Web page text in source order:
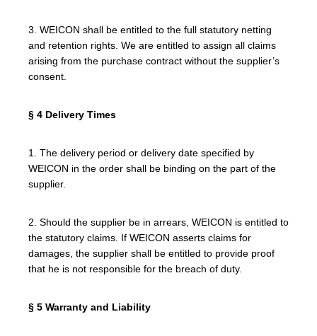
3. WEICON shall be entitled to the full statutory netting
and retention rights. We are entitled to assign all claims
arising from the purchase contract without the supplier’s
consent.
§ 4 Delivery Times
1. The delivery period or delivery date specified by
WEICON in the order shall be binding on the part of the
supplier.
2. Should the supplier be in arrears, WEICON is entitled to
the statutory claims. If WEICON asserts claims for
damages, the supplier shall be entitled to provide proof
that he is not responsible for the breach of duty.
§ 5 Warranty and Liability